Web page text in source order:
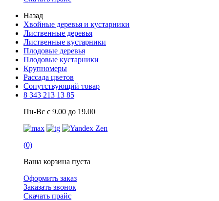
Назад
Хвойные деревья и кустарники
Лиственные деревья
Лиственные кустарники
Плодовые деревья
Плодовые кустарники
Крупномеры
Рассада цветов
Сопутствующий товар
8 343 213 13 85
Пн-Вс с 9.00 до 19.00
(0)
Ваша корзина пуста
Оформить заказ
Заказать звонок
Скачать прайс